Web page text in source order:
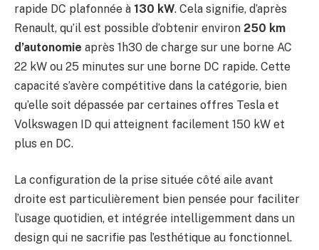
rapide DC plafonnée à 130 kW. Cela signifie, d’après
Renault, qu’il est possible d’obtenir environ 250 km
d’autonomie après 1h30 de charge sur une borne AC
22 kW ou 25 minutes sur une borne DC rapide. Cette
capacité s’avère compétitive dans la catégorie, bien
qu’elle soit dépassée par certaines offres Tesla et
Volkswagen ID qui atteignent facilement 150 kW et
plus en DC.
La configuration de la prise située côté aile avant
droite est particulièrement bien pensée pour faciliter
l’usage quotidien, et intégrée intelligemment dans un
design qui ne sacrifie pas l’esthétique au fonctionnel.